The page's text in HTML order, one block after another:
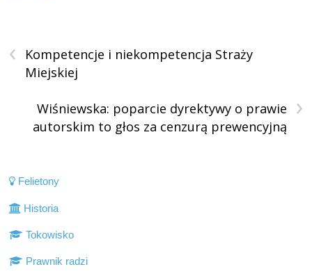
‹
Kompetencje i niekompetencja Straży
Miejskiej
›
Wiśniewska: poparcie dyrektywy o prawie
autorskim to głos za cenzurą prewencyjną
Felietony
Historia
Tokowisko
Prawnik radzi